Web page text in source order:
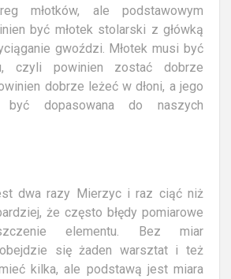
młotków, ale podstawowym
być młotek stolarski z główką
gwoździ. Młotek musi być
czyli powinien zostać dobrze
dobrze leżeć w dłoni, a jego
być dopasowana do naszych
dwa razy Mierzyc i raz ciąć niż
że często błędy pomiarowe
elementu. Bez miar
się żaden warsztat i też
kilka, ale podstawą jest miara